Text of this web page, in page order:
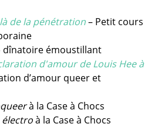
de la pénétration– Petit cours
dînatoire émoustillant
d'amour de Louis Hee à
d’amour queer et
à la Case à Chocs
à la Case à Chocs